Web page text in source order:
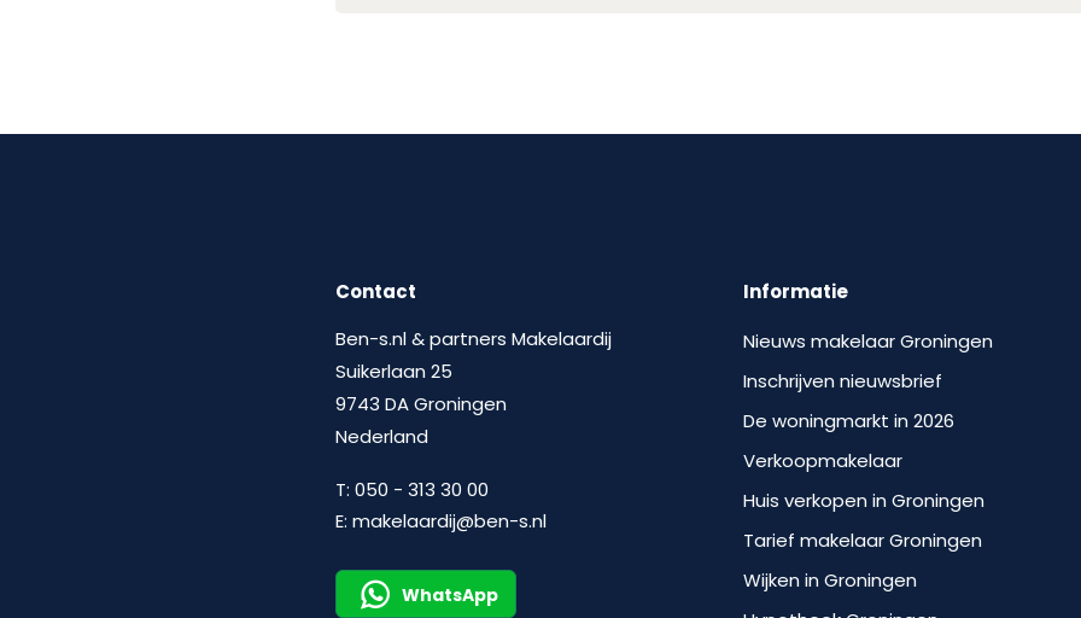
Contact
Ben-s.nl & partners Makelaardij
Suikerlaan 25
9743 DA Groningen
Nederland
T:050 - 313 30 00
E:makelaardij@ben-s.nl
WhatsApp
Informatie
Nieuws makelaar Groningen
Inschrijven nieuwsbrief
De woningmarkt in 2026
Verkoopmakelaar
Huis verkopen in Groningen
Tarief makelaar Groningen
Wijken in Groningen